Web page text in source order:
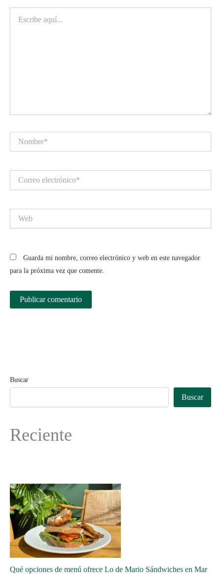
aquí...
electrónico*
Guarda mi nombre, correo electrónico y web en este navegador
para la próxima vez que comente.
Buscar
Buscar
Reciente
Qué opciones de menú ofrece Lo de Mario Sándwiches en Mar